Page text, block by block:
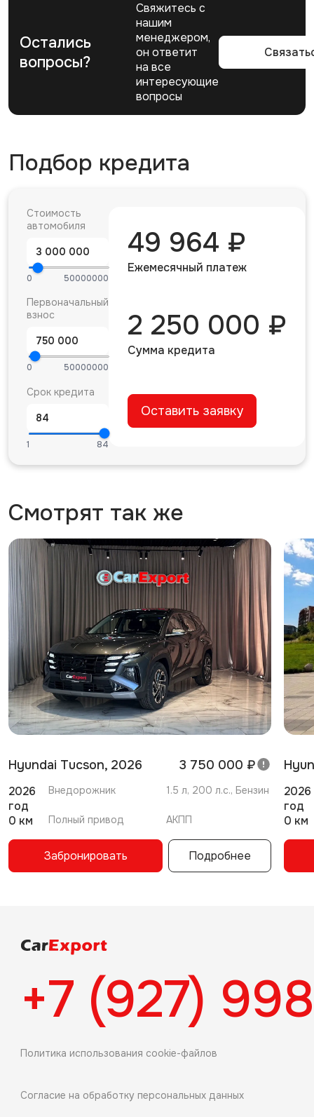
Остались
вопросы?
Свяжитесь с
нашим
менеджером,
он ответит
на все
интересующие
вопросы
Подбор кредита
Стоимость
автомобиля
0 50000000
Первоначальный
взнос
0 50000000
Срок кредита
1 84
49 964 ₽
Ежемесячный платеж
2 250 000 ₽
Сумма кредита
Оставить заявку
Смотрят так же
Hyundai Tucson, 2026 3 750 000 ₽
2026
год
Внедорожник 1.5 л, 200 л.с., Бензин
0 км Полный привод АКПП
Забронировать Подробнее
2026
год
0 км
+7 (927)
Политика использования cookie-файлов
Согласие на обработку персональных данных